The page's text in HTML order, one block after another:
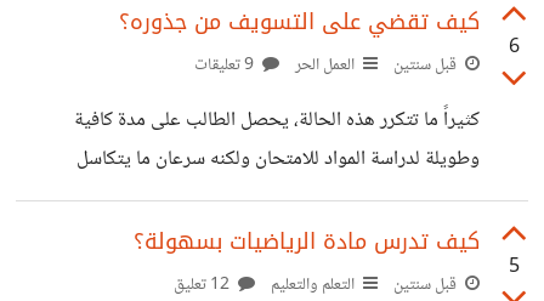
6
كيف تقضي على التسويف من جذوره؟
قبل سنتين العمل الحر
كثيراً ما تتكرر هذه الحالة، يحصل الطالب على مدة كافية
وطويلة لدراسة المواد للامتحان ولكنه سرعان ما يتكاسل
ويسوف ويأجل وذلك لظنه أنه يمتلك متسع من الوقت، ولكن
سرعان ما يمضي هذا الوقت فيسرع الطالب لينهي كل ما عليه
في زمن قياسي ويندم على إضاعة وقته وعدم الدراسة. هذا الأمر
5
كيف تدرس مادة الرياضيات بسهولة؟
قبل سنتين التعلم والتعليم